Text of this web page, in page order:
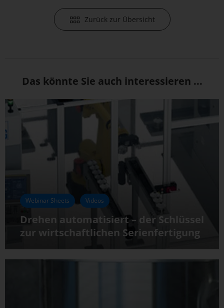
Zurück zur Übersicht
Das könnte Sie auch interessieren ...
Webinar Sheets Videos
Drehen automatisiert – der Schlüssel
zur wirtschaftlichen Serienfertigung